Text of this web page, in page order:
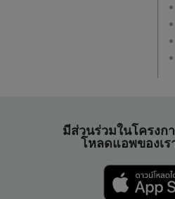
มีส่วนร่วมในโครงก
โหลดแอพของเร